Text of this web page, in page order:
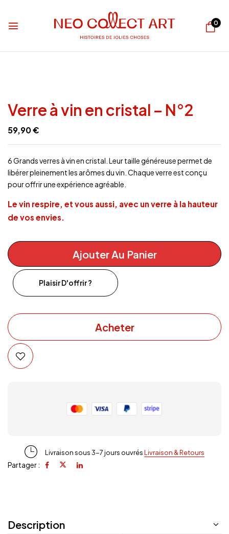
0
Verre à vin en cristal – N°2
59,90€
6 Grands verres à vin en cristal. Leur taille généreuse permet de
libérer pleinement les arômes du vin. Chaque verre est conçu
pour offrir une expérience agréable.
Le vin respire, et vous aussi, avec un verre à la hauteur
de vos envies.
Ajouter Au Panier
Plaisir D'offrir ?
Acheter
Livraison sous 3-7 jours ouvrésLivraison & Retours
Partager :
Description